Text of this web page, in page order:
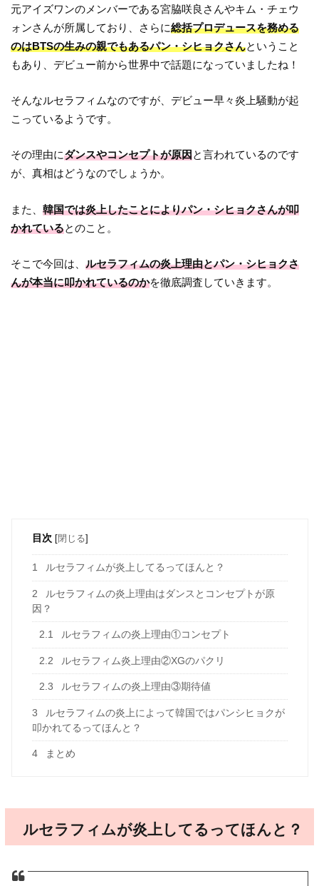
元アイズワンのメンバーである宮脇咲良さんやキム・チェウ
ォンさんが所属しており、さらに総括プロデュースを務める
のはBTSの生みの親でもあるパン・シヒョクさんということ
もあり、デビュー前から世界中で話題になっていましたね！
そんなルセラフィムなのですが、デビュー早々炎上騒動が起
こっているようです。
その理由にダンスやコンセプトが原因と言われているのです
が、真相はどうなのでしょうか。
また、韓国では炎上したことによりパン・シヒョクさんが叩
かれているとのこと。
そこで今回は、ルセラフィムの炎上理由とパン・シヒョクさ
んが本当に叩かれているのかを徹底調査していきます。
目次 [閉じる]
1 ルセラフィムが炎上してるってほんと？
2
ルセラフィムの炎上理由はダンスとコンセプトが原
因？
2.1 ルセラフィムの炎上理由①コンセプト
2.2 ルセラフィム炎上理由②XGのパクリ
2.3 ルセラフィムの炎上理由③期待値
3
ルセラフィムの炎上によって韓国ではパンシヒョクが
叩かれてるってほんと？
4 まとめ
ルセラフィムが炎上してるってほんと？